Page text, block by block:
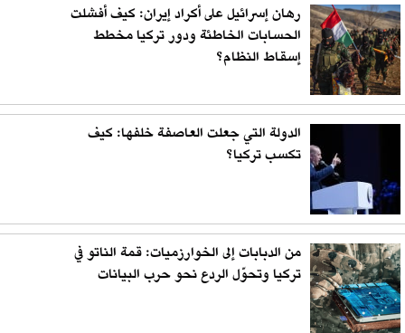
رهان إسرائيل على أكراد إيران: كيف أفشلت
الحسابات الخاطئة ودور تركيا مخطط
إسقاط النظام؟
الدولة التي جعلت العاصفة خلفها: كيف
تكسب تركيا؟
من الدبابات إلى الخوارزميات: قمة الناتو في
تركيا وتحوّل الردع نحو حرب البيانات